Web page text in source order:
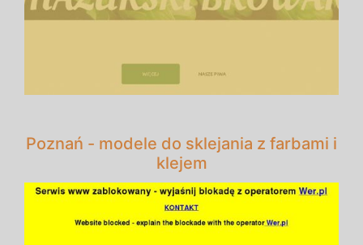
Poznań - modele do sklejania z farbami i
klejem